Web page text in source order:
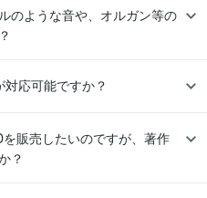
のような音や、オルガン等の
応可能ですか？
販売したいのですが、著作
？